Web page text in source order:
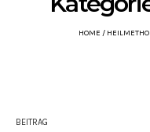
HOME /
BEITRAG